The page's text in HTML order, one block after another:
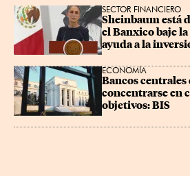
SECTOR FINANCIERO
Sheinbaum está
el Banxico baje
ayuda a la
ECONOMÍA
Bancos centrales
concentrarse en
objetivos: BIS